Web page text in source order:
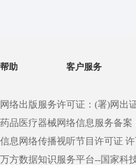
帮助 客户服务
网络出版服务许可证：(署)网出
药品医疗器械网络信息服务备案
信息网络传播视听节目许可证 许
万方数据知识服务平台--国家科